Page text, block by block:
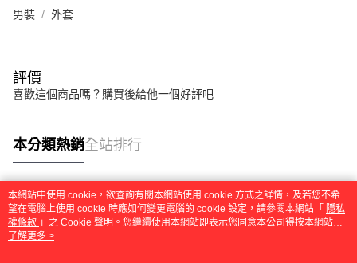
男裝 外套
評價
喜歡這個商品嗎？購買後給他一個好評吧
本分類熱銷全站排行
熱門標籤
本網站中使用 cookie，欲查詢有關本網站使用 cookie 方式之詳情，及若您不希
望在電腦上使用 cookie 時應如何變更電腦的 cookie 設定，請參閱本網站「 隱私
權條款 」之 Cookie 聲明。您繼續使用本網站即表示您同意本公司得按本網站使
用條款之 Cookie 聲明使用 cookie。
了解更多 >